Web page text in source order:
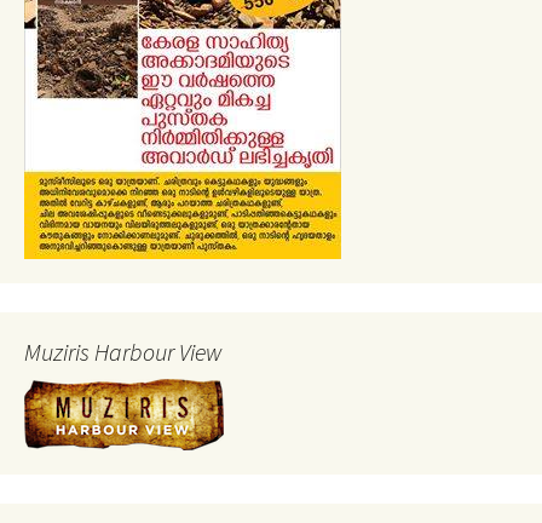
Muziris Harbour View